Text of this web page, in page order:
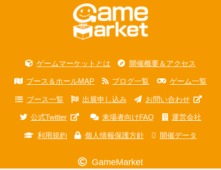
ゲームマーケットとは 開催概要＆アクセス
ブース＆ホールMAP ブログ一覧 ゲーム一覧
ブース一覧 出展申し込み お問い合わせ
公式Twitter 来場者向けFAQ 運営会社
利用規約 個人情報保護方針 開催データ
GameMarket